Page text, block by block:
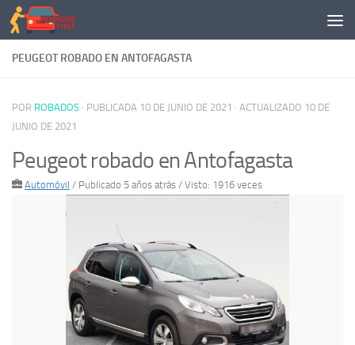
Saltar al contenido
PEUGEOT ROBADO EN ANTOFAGASTA
POR ROBADOS · PUBLICADA 10 DE JUNIO DE 2021 · ACTUALIZADO 10 DE
JUNIO DE 2021
Peugeot robado en Antofagasta
Automóvil / Publicado 5 años atrás / Visto: 1916 veces